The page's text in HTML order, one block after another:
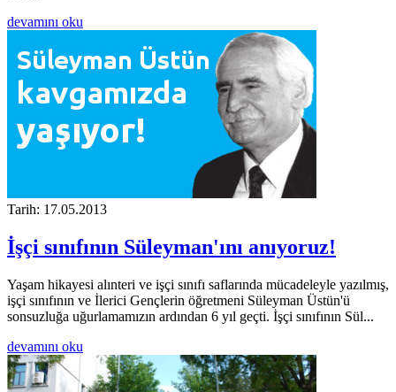
devamını oku
Tarih: 17.05.2013
İşçi sınıfının Süleyman'ını anıyoruz!
Yaşam hikayesi alınteri ve işçi sınıfı saflarında mücadeleyle yazılmış,
işçi sınıfının ve İlerici Gençlerin öğretmeni Süleyman Üstün'ü
sonsuzluğa uğurlamamızın ardından 6 yıl geçti. İşçi sınıfının Sül...
devamını oku